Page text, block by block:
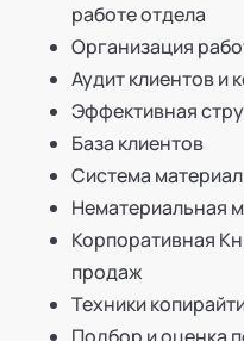
работе отдела
Организация
Аудит клиентов и
Эффективная
База клиентов
Система
Нематериальная
Корпоративная
продаж
Техники